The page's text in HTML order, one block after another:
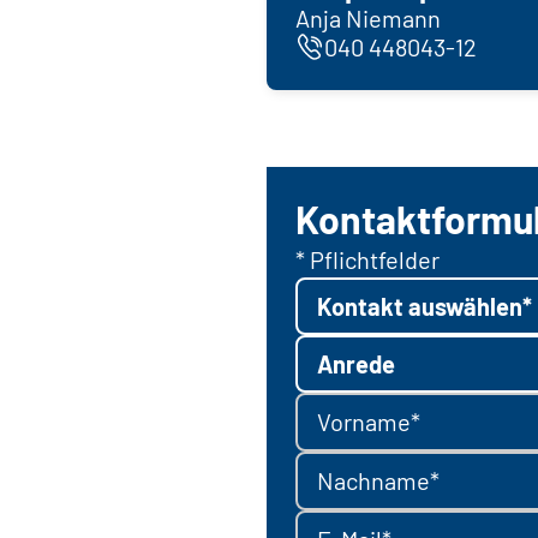
Anja Niemann
040 448043-12
* Pflichtfelder
Kontakt auswählen*
Anrede
Vorname*
Nachname*